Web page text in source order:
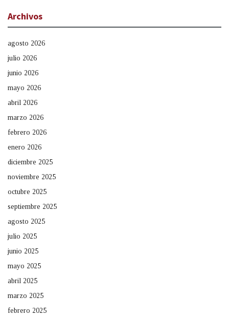
Archivos
agosto 2026
julio 2026
junio 2026
mayo 2026
abril 2026
marzo 2026
febrero 2026
enero 2026
diciembre 2025
noviembre 2025
octubre 2025
septiembre 2025
agosto 2025
julio 2025
junio 2025
mayo 2025
abril 2025
marzo 2025
febrero 2025